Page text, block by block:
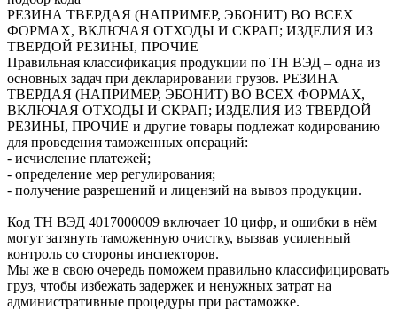
РЕЗИНА ТВЕРДАЯ (НАПРИМЕР, ЭБОНИТ) ВО ВСЕХ
ФОРМАХ, ВКЛЮЧАЯ ОТХОДЫ И СКРАП; ИЗДЕЛИЯ ИЗ
ТВЕРДОЙ РЕЗИНЫ, ПРОЧИЕ
Правильная классификация продукции по ТН ВЭД – одна из
основных задач при декларировании грузов. РЕЗИНА
ТВЕРДАЯ (НАПРИМЕР, ЭБОНИТ) ВО ВСЕХ ФОРМАХ,
ВКЛЮЧАЯ ОТХОДЫ И СКРАП; ИЗДЕЛИЯ ИЗ ТВЕРДОЙ
РЕЗИНЫ, ПРОЧИЕ и другие товары подлежат кодированию
для проведения таможенных операций:
- исчисление платежей;
- определение мер регулирования;
- получение разрешений и лицензий на вывоз продукции.
Код ТН ВЭД 4017000009 включает 10 цифр, и ошибки в нём
могут затянуть таможенную очистку, вызвав усиленный
контроль со стороны инспекторов.
Мы же в свою очередь поможем правильно классифицировать
груз, чтобы избежать задержек и ненужных затрат на
административные процедуры при растаможке.